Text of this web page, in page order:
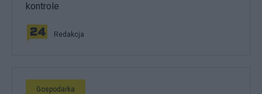
kontrole
Redakcja
Gospodarka